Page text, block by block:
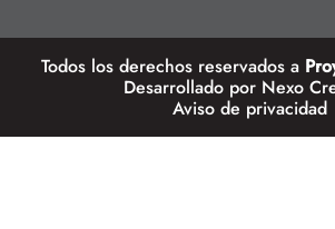
Todos los derechos reservados a
Desarrollado por Nexo
Aviso de privacidad